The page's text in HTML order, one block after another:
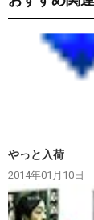
やっと入荷
2014年01月10日